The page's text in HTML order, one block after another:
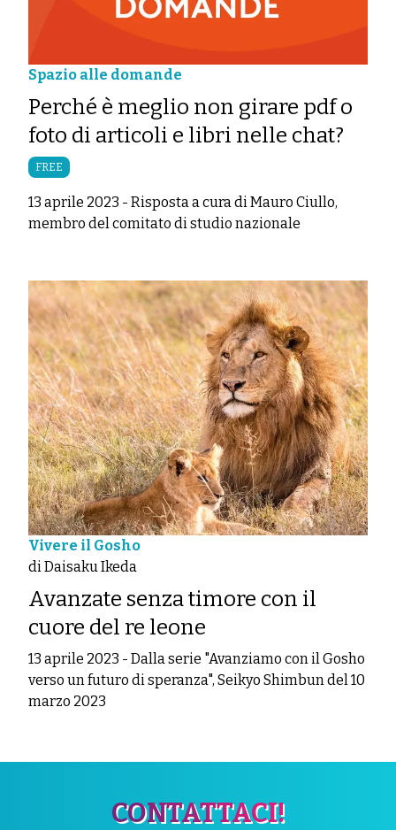
Spazio alle domande
Perché è meglio non girare pdf o
foto di articoli e libri nelle chat?
FREE
13 aprile 2023 - Risposta a cura di Mauro Ciullo,
membro del comitato di studio nazionale
Vivere il Gosho
di Daisaku Ikeda
Avanzate senza timore con il
cuore del re leone
13 aprile 2023 - Dalla serie "Avanziamo con il Gosho
verso un futuro di speranza", Seikyo Shimbun del 10
marzo 2023
CONTATTACI!